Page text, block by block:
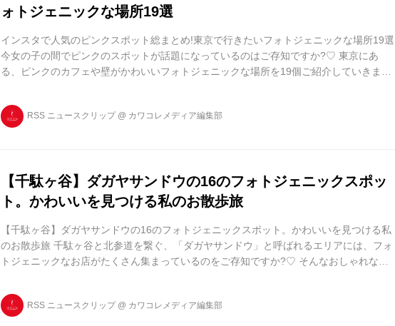
ォトジェニックな場所19選
インスタで人気のピンクスポット総まとめ!東京で行きたいフォトジェニックな場所19選
今女の子の間でピンクのスポットが話題になっているのはご存知ですか?♡ 東京にあ
る、ピンクのカフェや壁がかわいいフォトジェニックな場所を19個ご紹介していきます!
カフェ編~ CAFE1 CAFE HONEY MI HONEY @miyuugramがシェアした投稿 - 2017 7月
29 9:39午後 PDT 表参道にある、アパレルショップ「 HONEY MI HONEY (ハニーミーハ
RSS ニュースクリップ @ カワコレメディア編集部
【千駄ヶ谷】ダガヤサンドウの16のフォトジェニックスポッ
ト。かわいいを見つける私のお散歩旅
【千駄ヶ谷】ダガヤサンドウの16のフォトジェニックスポット。かわいいを見つける私
のお散歩旅 千駄ヶ谷と北参道を繋ぐ、「ダガヤサンドウ」と呼ばれるエリアには、フォ
トジェニックなお店がたくさん集まっているのをご存知ですか?♡ そんなおしゃれな街
りな16のインスタ映えスポットをご紹介していきます♩ おすすめスポット16選 16のイ
ンスタ映えスポットはこちら♡ ❶THE DECK COFFEE & PIE ❷LORANS ❸Pili ❹BE A
RSS ニュースクリップ @ カワコレメディア編集部